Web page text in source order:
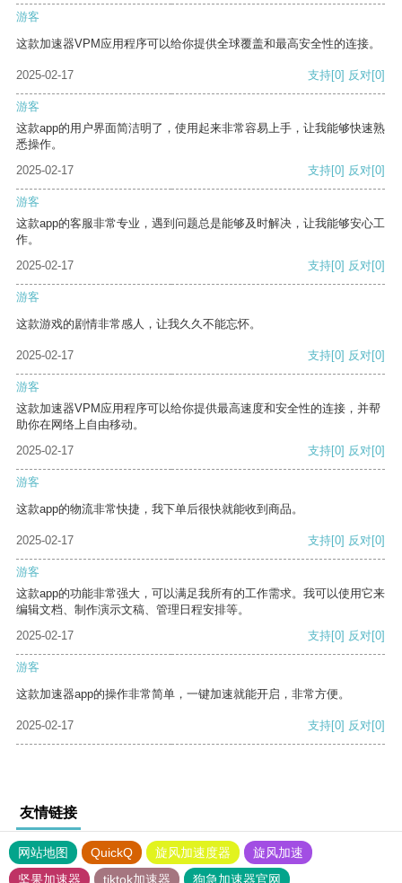
游客
这款加速器VPM应用程序可以给你提供全球覆盖和最高安全性的连接。
2025-02-17 支持[0] 反对[0]
游客
这款app的用户界面简洁明了，使用起来非常容易上手，让我能够快速熟
悉操作。
2025-02-17
支持[0] 反对[0]
游客
这款app的客服非常专业，遇到问题总是能够及时解决，让我能够安心工
作。
2025-02-17
支持[0] 反对[0]
游客
这款游戏的剧情非常感人，让我久久不能忘怀。
2025-02-17 支持[0] 反对[0]
游客
这款加速器VPM应用程序可以给你提供最高速度和安全性的连接，并帮
助你在网络上自由移动。
2025-02-17
支持[0] 反对[0]
游客
这款app的物流非常快捷，我下单后很快就能收到商品。
2025-02-17 支持[0] 反对[0]
游客
这款app的功能非常强大，可以满足我所有的工作需求。我可以使用它来
编辑文档、制作演示文稿、管理日程安排等。
2025-02-17
支持[0] 反对[0]
游客
这款加速器app的操作非常简单，一键加速就能开启，非常方便。
2025-02-17 支持[0] 反对[0]
友情链接
网站地图 QuickQ 旋风加速度器
旋风加速
坚果加速器
tiktok加速器 狗急加速器官网